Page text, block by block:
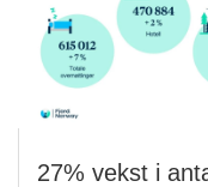
27% vekst i